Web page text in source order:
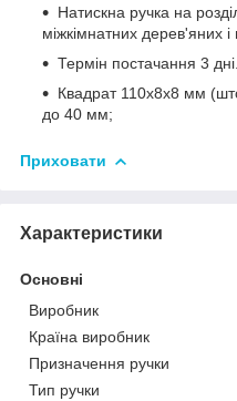
Натискна ручка на
міжкімнатних дерев'яних і
Термін постачання 3 дні.
Квадрат 110х8х8 мм
до 40 мм;
Приховати
Характеристики
Основні
Виробник
Країна виробник
Призначення ручки
Тип ручки